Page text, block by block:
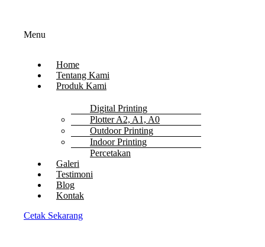
Menu
Home
Tentang Kami
Produk Kami
Digital Printing
Plotter A2, A1, A0
Outdoor Printing
Indoor Printing
Percetakan
Galeri
Testimoni
Blog
Kontak
Cetak Sekarang